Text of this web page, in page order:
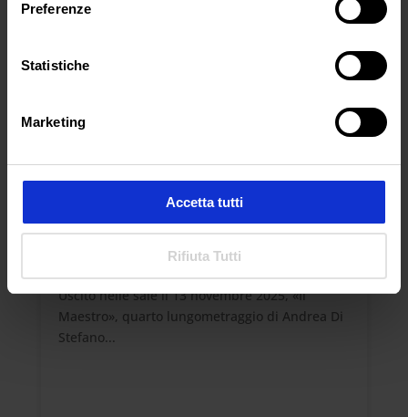
Preferenze
Statistiche
Marketing
Accetta tutti
Rifiuta Tutti
Il maestro: il rovescio della vita
Germano Innocenti| Mag 6, 2026
Uscito nelle sale il 13 novembre 2025, «Il
Maestro», quarto lungometraggio di Andrea Di
Stefano...